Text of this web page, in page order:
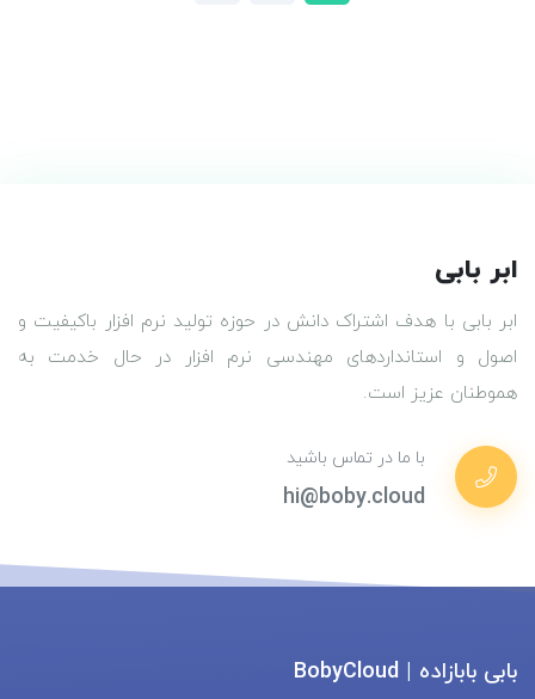
بابی بابازاده | BobyCloud
ابر بابی
ابر بابی با هدف اشتراک دانش در حوزه تولید نرم افزار باکیفیت و
اصول و استانداردهای مهندسی نرم افزار در حال خدمت به
هموطنان عزیز است.
با ما در تماس باشید
hi@boby.cloud